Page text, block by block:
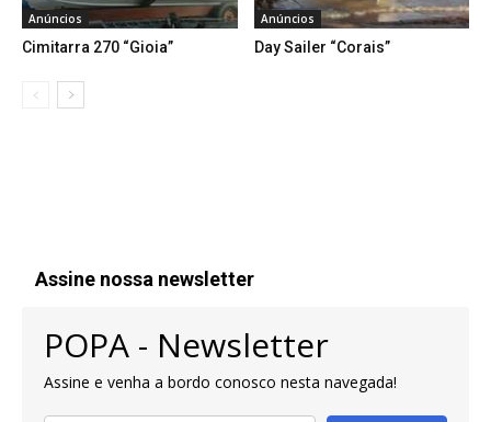
Anúncios
Cimitarra 270 “Gioia”
Anúncios
Day Sailer “Corais”
Assine nossa newsletter
POPA - Newsletter
Assine e venha a bordo conosco nesta navegada!